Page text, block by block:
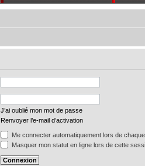
J’ai oublié mon mot de passe
Renvoyer l’e-mail d’activation
Me connecter automatiquement lors de
Masquer mon statut en ligne lors de cette